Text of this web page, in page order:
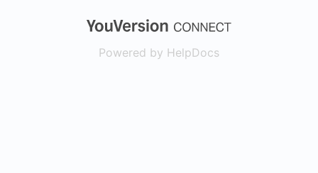
(opens in a
Powered by HelpDocs